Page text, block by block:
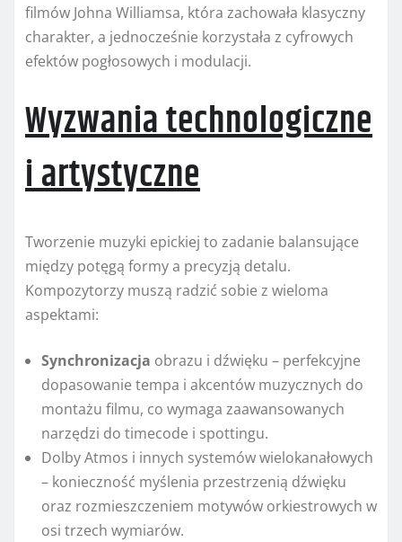
filmów Johna Williamsa, która zachowała klasyczny
charakter, a jednocześnie korzystała z cyfrowych
efektów pogłosowych i modulacji.
Wyzwania technologiczne
i artystyczne
Tworzenie muzyki epickiej to zadanie balansujące
między potęgą formy a precyzją detalu.
Kompozytorzy muszą radzić sobie z wieloma
aspektami:
Synchronizacja obrazu i dźwięku – perfekcyjne
dopasowanie tempa i akcentów muzycznych do
montażu filmu, co wymaga zaawansowanych
narzędzi do timecode i spottingu.
Dolby Atmos i innych systemów wielokanałowych
– konieczność myślenia przestrzenią dźwięku
oraz rozmieszczeniem motywów orkiestrowych w
osi trzech wymiarów.